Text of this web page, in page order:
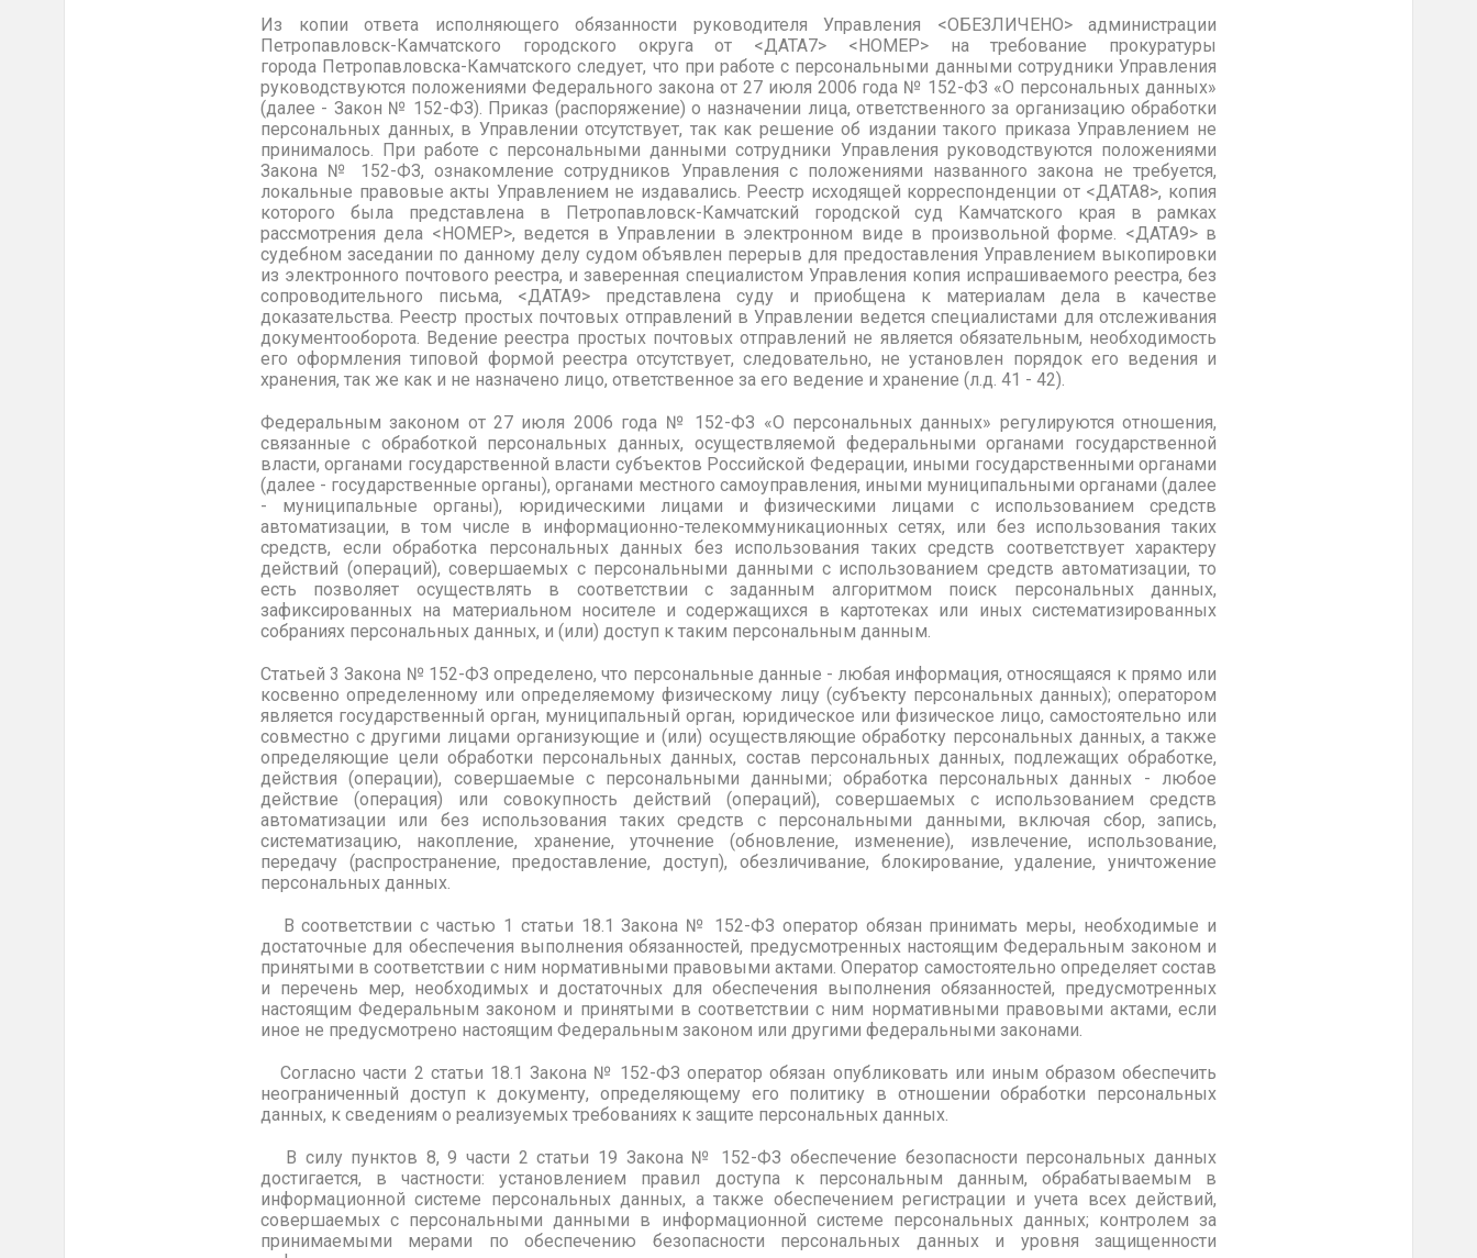
Из копии ответа исполняющего обязанности руководителя Управления <ОБЕЗЛИЧЕНО> администрации
Петропавловск-Камчатского городского округа от <ДАТА7> <НОМЕР> на требование прокуратуры
города Петропавловска-Камчатского следует, что при работе с персональными данными сотрудники Управления
руководствуются положениями Федерального закона от 27 июля 2006 года № 152-ФЗ «О персональных данных»
(далее - Закон № 152-ФЗ). Приказ (распоряжение) о назначении лица, ответственного за организацию обработки
персональных данных, в Управлении отсутствует, так как решение об издании такого приказа Управлением не
принималось. При работе с персональными данными сотрудники Управления руководствуются положениями
Закона № 152-ФЗ, ознакомление сотрудников Управления с положениями названного закона не требуется,
локальные правовые акты Управлением не издавались. Реестр исходящей корреспонденции от <ДАТА8>, копия
которого была представлена в Петропавловск-Камчатский городской суд Камчатского края в рамках
рассмотрения дела <НОМЕР>, ведется в Управлении в электронном виде в произвольной форме. <ДАТА9> в
судебном заседании по данному делу судом объявлен перерыв для предоставления Управлением выкопировки
из электронного почтового реестра, и заверенная специалистом Управления копия испрашиваемого реестра, без
сопроводительного письма, <ДАТА9> представлена суду и приобщена к материалам дела в качестве
доказательства. Реестр простых почтовых отправлений в Управлении ведется специалистами для отслеживания
документооборота. Ведение реестра простых почтовых отправлений не является обязательным, необходимость
его оформления типовой формой реестра отсутствует, следовательно, не установлен порядок его ведения и
хранения, так же как и не назначено лицо, ответственное за его ведение и хранение (л.д. 41 - 42).
Федеральным законом от27 июля 2006 года № 152-ФЗ «О персональных данных» регулируются отношения,
связанные с обработкой персональных данных, осуществляемой федеральными органами государственной
власти, органами государственной власти субъектов Российской Федерации, иными государственными органами
(далее - государственные органы), органами местного самоуправления, иными муниципальными органами (далее
- муниципальные органы), юридическими лицами и физическими лицами с использованием средств
автоматизации, в том числе в информационно-телекоммуникационных сетях, или без использования таких
средств, если обработка персональных данных без использования таких средств соответствует характеру
действий (операций), совершаемых с персональными данными с использованием средств автоматизации, то
есть позволяет осуществлять в соответствии с заданным алгоритмом поиск персональных данных,
зафиксированных на материальном носителе и содержащихся в картотеках или иных систематизированных
собраниях персональных данных, и (или) доступ к таким персональным данным.
Статьей 3Закона № 152-ФЗ определено, что персональные данные - любая информация, относящаяся к прямо или
косвенно определенному или определяемому физическому лицу (субъекту персональных данных); оператором
является государственный орган, муниципальный орган, юридическое или физическое лицо, самостоятельно или
совместно с другими лицами организующие и (или) осуществляющие обработку персональных данных, а также
определяющие цели обработки персональных данных, состав персональных данных, подлежащих обработке,
действия (операции), совершаемые с персональными данными; обработка персональных данных - любое
действие (операция) или совокупность действий (операций), совершаемых с использованием средств
автоматизации или без использования таких средств с персональными данными, включая сбор, запись,
систематизацию, накопление, хранение, уточнение (обновление, изменение), извлечение, использование,
передачу (распространение, предоставление, доступ), обезличивание, блокирование, удаление, уничтожение
персональных данных.
В соответствии с частью 1 статьи 18.1Закона № 152-ФЗ оператор обязан принимать меры, необходимые и
достаточные для обеспечения выполнения обязанностей, предусмотренных настоящим Федеральным законом и
принятыми в соответствии с ним нормативными правовыми актами. Оператор самостоятельно определяет состав
и перечень мер, необходимых и достаточных для обеспечения выполнения обязанностей, предусмотренных
настоящим Федеральным законом и принятыми в соответствии с ним нормативными правовыми актами, если
иное не предусмотрено настоящим Федеральным законом или другими федеральными законами.
Согласно части 2 статьи 18.1 Закона № 152-ФЗ оператор обязан опубликовать или иным образом обеспечить
неограниченный доступ к документу, определяющему его политику в отношении обработки персональных
данных, к сведениям о реализуемых требованиях к защите персональных данных.
В силу пунктов 8, 9 части 2 статьи 19 Закона № 152-ФЗ обеспечение безопасности персональных данных
достигается, в частности: установлением правил доступа к персональным данным, обрабатываемым в
информационной системе персональных данных, а также обеспечением регистрации и учета всех действий,
совершаемых с персональными данными в информационной системе персональных данных; контролем за
принимаемыми мерами по обеспечению безопасности персональных данных и уровня защищенности